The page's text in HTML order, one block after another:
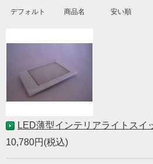
デフォルト 商品名 安い順
LED薄型インテリアライトスイ
10,780円(税込)